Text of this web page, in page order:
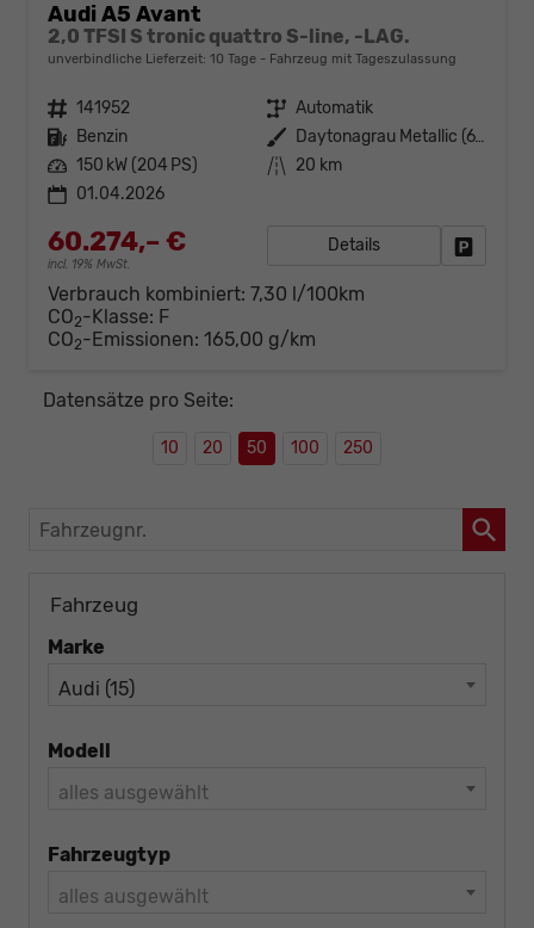
Audi A5 Avant
2,0 TFSI S tronic quattro S-line, -LAG.
unverbindliche Lieferzeit: 10 Tage Fahrzeug mit Tageszulassung
Fahrzeugnr. 141952 Getriebe Automatik
Kraftstoff Benzin Außenfarbe
Daytonagrau Metallic (6Y)
Leistung 150 kW (204 PS) Kilometerstand 20 km
01.04.2026
60.274,– €
incl. 19% MwSt.
Details
Verbrauch kombiniert: 7,30 l/100km
CO2-Klasse: F
CO2-Emissionen: 165,00 g/km
Datensätze pro Seite:
10 20 50 100 250
Fahrzeugnr.
Fahrzeug
Marke
Audi (15)
Modell
alles ausgewählt
Fahrzeugtyp
alles ausgewählt